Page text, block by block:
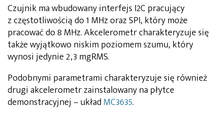
Czujnik ma wbudowany interfejs I2C pracujący
z częstotliwością do 1 MHz oraz SPI, który może
pracować do 8 MHz. Akcelerometr charakteryzuje się
także wyjątkowo niskim poziomem szumu, który
wynosi jedynie 2,3 mgRMS.
Podobnymi parametrami charakteryzuje się również
drugi akcelerometr zainstalowany na płytce
demonstracyjnej – układ MC3635.